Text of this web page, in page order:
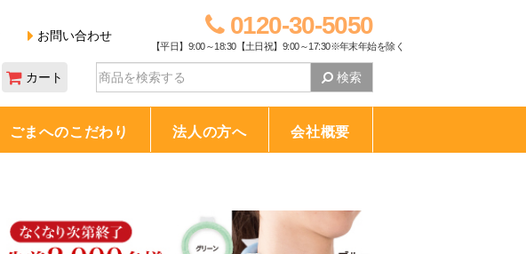
お問い合わせ 0120-30-5050
【平日】9:00～18:30【土日祝】9:00～17:30※年末年始を除く
カート 検索
ごまへのこだわり 法人の方へ 会社概要